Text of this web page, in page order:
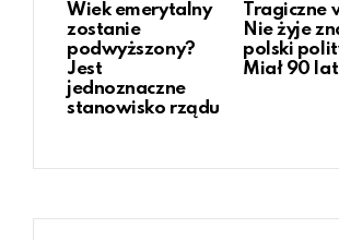
Wiek emerytalny
zostanie
podwyższony?
Jest
jednoznaczne
stanowisko rządu
Tragiczne
Nie żyje
polski
Miał 90 lat